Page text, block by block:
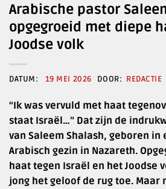
Arabische pastor
opgegroeid met diepe
Joodse volk
19 MEI 2026 REDACTIE
“Ik was vervuld met haat
staat Israël…” Dat zijn de
van Saleem Shalash, geboren
Arabisch gezin in Nazareth.
haat tegen Israël en het Joodse
jong het geloof de rug toe. Maar